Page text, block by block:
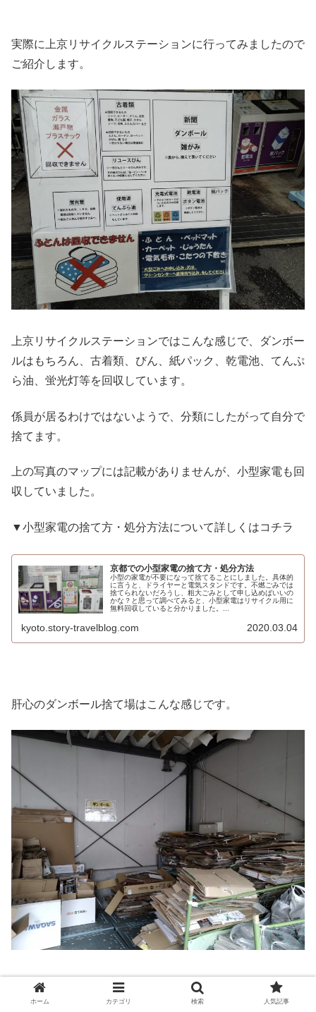
実際に上京リサイクルステーションに行ってみましたので
ご紹介します。
上京リサイクルステーションではこんな感じで、ダンボー
ルはもちろん、古着類、びん、紙パック、乾電池、てんぷ
ら油、蛍光灯等を回収しています。
係員が居るわけではないようで、分類にしたがって自分で
捨てます。
上の写真のマップには記載がありませんが、小型家電も回
収していました。
▼小型家電の捨て方・処分方法について詳しくはコチラ
京都での小型家電の捨て方・処分方法
小型の家電が不要になって捨てることにしました。具体的
に言うと、ドライヤーと電気スタンドです。不燃ごみでは
捨てられないだろうし、粗大ごみとして申し込めばいいの
かな？と思って調べてみると、小型家電はリサイクル用に
無料回収していると分かりました。...
kyoto.story-travelblog.com 2020.03.04
肝心のダンボール捨て場はこんな感じです。
9:00～17:00ですが土日もやっているので、好きなときに
捨てられるという便利さはあります。
ホーム カテゴリ 検索 人気記事